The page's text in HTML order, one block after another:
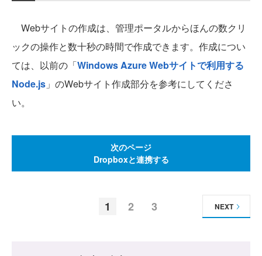
Webサイトの作成は、管理ポータルからほんの数クリ
ックの操作と数十秒の時間で作成できます。作成につい
ては、以前の「Windows Azure Webサイトで利用する
Node.js 」のWebサイト作成部分を参考にしてくださ
い。
次のページ
Dropboxと連携する
1 2 3 NEXT